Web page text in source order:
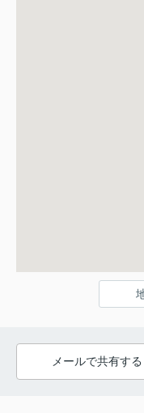
メールで共有する